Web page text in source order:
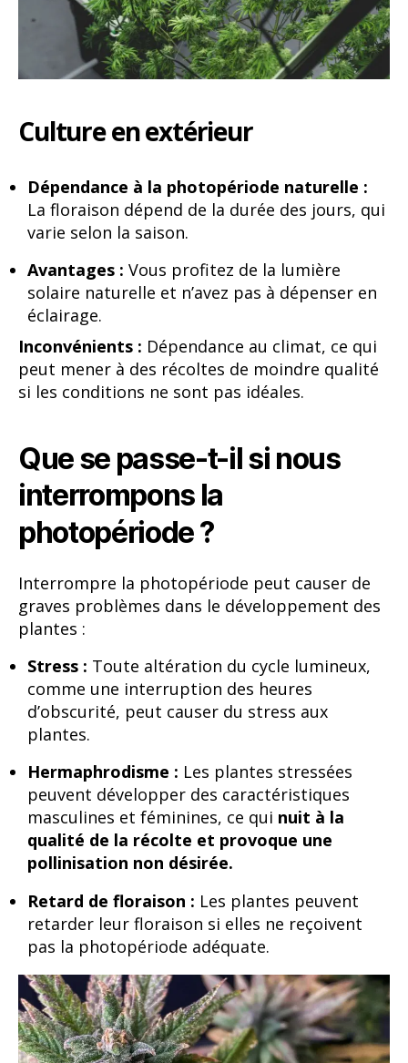
Culture en extérieur
Dépendance à la photopériode naturelle :
La floraison dépend de la durée des jours, qui
varie selon la saison.
Avantages : Vous profitez de la lumière
solaire naturelle et n’avez pas à dépenser en
éclairage.
Inconvénients : Dépendance au climat, ce qui
peut mener à des récoltes de moindre qualité
si les conditions ne sont pas idéales.
Que se passe-t-il si nous
interrompons la
photopériode ?
Interrompre la photopériode peut causer de
graves problèmes dans le développement des
plantes :
Stress : Toute altération du cycle lumineux,
comme une interruption des heures
d’obscurité, peut causer du stress aux
plantes.
Hermaphrodisme : Les plantes stressées
peuvent développer des caractéristiques
masculines et féminines, ce qui nuit à la
qualité de la récolte et provoque une
pollinisation non désirée.
Retard de floraison : Les plantes peuvent
retarder leur floraison si elles ne reçoivent
pas la photopériode adéquate.